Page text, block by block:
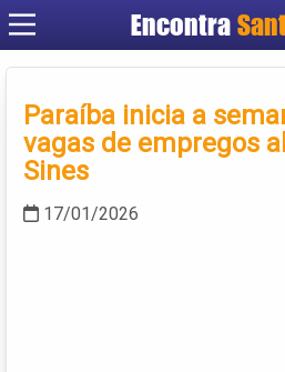
Encontra
Criar
Paraíba inicia a
vagas de empregos
Sines
17/01/2026